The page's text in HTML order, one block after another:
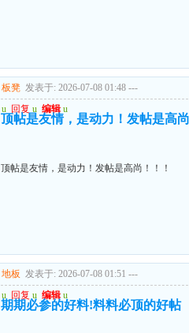
板凳 发表于: 2026-07-08 01:48 ---
u 回复 u 编辑 u
顶帖是友情，是动力！发帖是高
顶帖是友情，是动力！发帖是高尚！！！
地板 发表于: 2026-07-08 01:51 ---
u 回复 u 编辑 u
期期必参的好料!料料必顶的好帖